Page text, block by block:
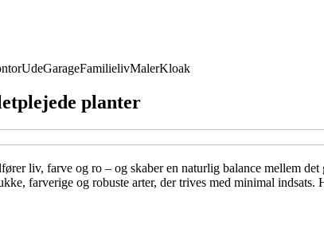
UdeGarageFamilielivMalerKloak
planter
liv, farve og ro – og skaber en naturlig balance mellem
farverige og robuste arter, der trives med minimal